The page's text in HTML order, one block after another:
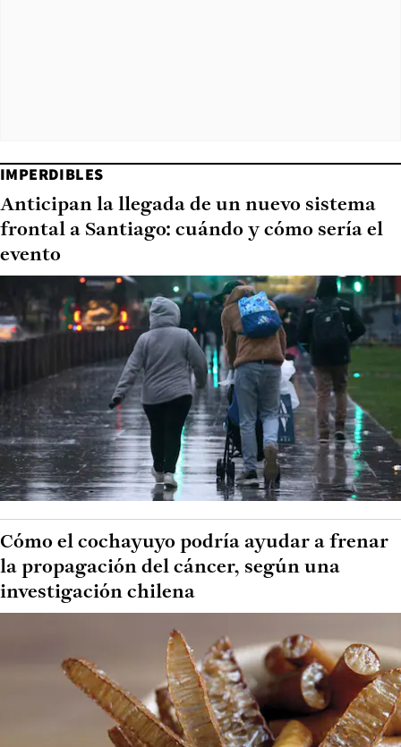
IMPERDIBLES
Anticipan la llegada de un nuevo sistema
frontal a Santiago: cuándo y cómo sería el
evento
Cómo el cochayuyo podría ayudar a frenar
la propagación del cáncer, según una
investigación chilena